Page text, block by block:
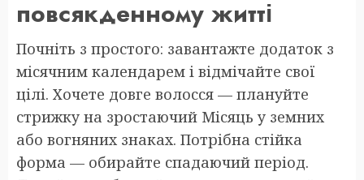
повсякденному житті
Почніть з простого: завантажте додаток з
місячним календарем і відмічайте свої
цілі. Хочете довге волосся — плануйте
стрижку на зростаючий Місяць у земних
або вогняних знаках. Потрібна стійка
форма — обирайте спадаючий період.